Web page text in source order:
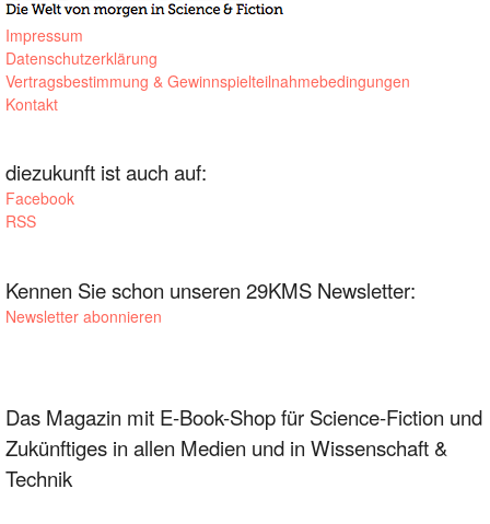
Impressum
Datenschutzerklärung
Vertragsbestimmung & Gewinnspielteilnahmebedingungen
Kontakt
diezukunft ist auch auf:
Facebook
RSS
Kennen Sie schon unseren 29KMS Newsletter:
Newsletter abonnieren
Das Magazin mit E-Book-Shop für Science-Fiction und
Zukünftiges in allen Medien und in Wissenschaft &
Technik